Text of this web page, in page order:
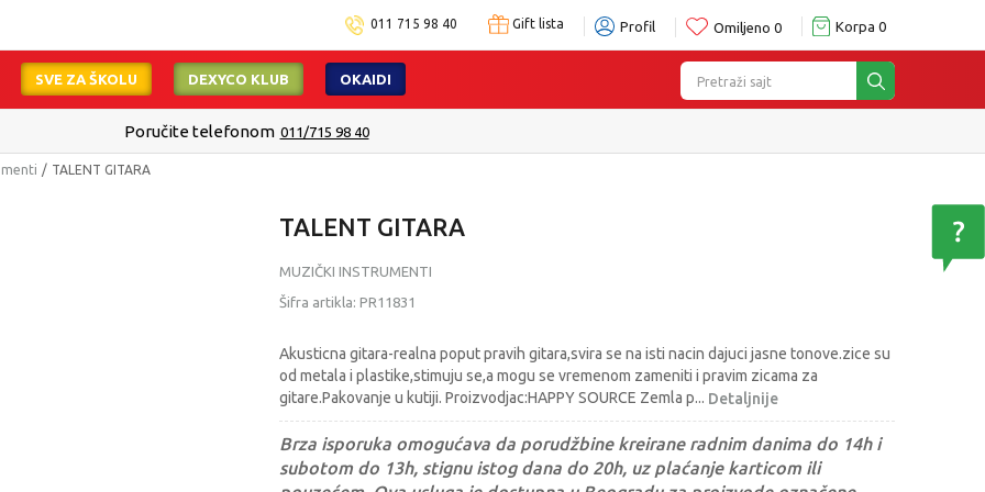
011 715 98 40 Gift lista Profil Omiljeno 0 Korpa 0
Pretraži sajt
SVE ZA ŠKOLU DEXYCO KLUB OKAIDI
Poručite telefonom 011/715 98 40
TALENT GITARA
TALENT GITARA
MUZIČKI INSTRUMENTI
Šifra artikla: PR11831
Akusticna gitara-realna poput pravih gitara,svira se na isti nacin dajuci jasne tonove.zice su
od metala i plastike,stimuju se,a mogu se vremenom zameniti i pravim zicama za
gitare.Pakovanje u kutiji. Proizvodjac:HAPPY SOURCE Zemla p... Detaljnije
Brza isporuka omogućava da porudžbine kreirane radnim danima do 14h i
subotom do 13h, stignu istog dana do 20h, uz plaćanje karticom ili